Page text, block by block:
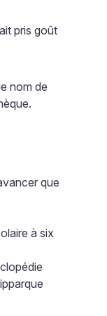
pris goût
nom de
que
à six